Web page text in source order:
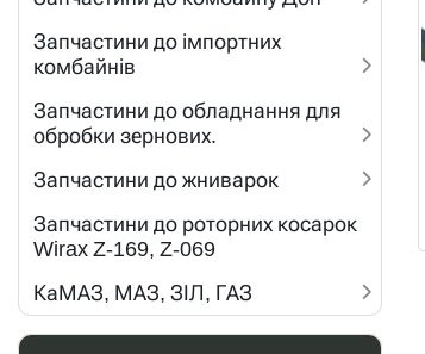
Запчастини до імпортних
комбайнів
Запчастини до обладнання для
обробки зернових.
Запчастини до жниварок
Запчастини до роторних косарок
Wirax Z-169, Z-069
КаМАЗ, МАЗ, ЗІЛ, ГАЗ